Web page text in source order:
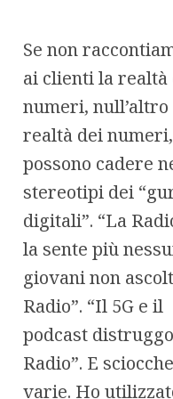
Se non
ai clienti la realtà
numeri, null’altro
realtà dei
possono cadere
stereotipi dei
digitali”. “La
la sente più
giovani non
Radio”. “Il 5G e il
podcast
Radio”. E
varie. Ho